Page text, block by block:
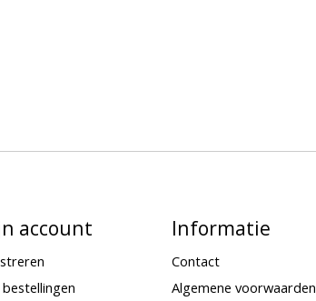
account Informatie
Contact
Algemene voorwaarden